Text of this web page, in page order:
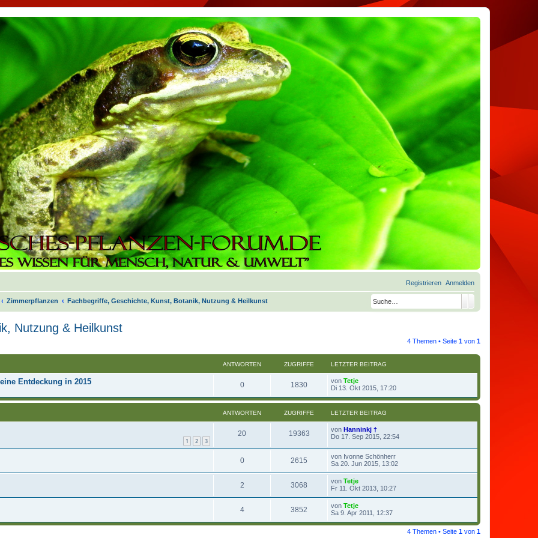
Anmelden
Registrieren
Zimmerpflanzen Fachbegriffe, Geschichte, Kunst, Botanik, Nutzung & Heilkunst
Nutzung & Heilkunst
4 Themen • Seite 1 von 1
ANTWORTEN ZUGRIFFE LETZTER BEITRAG
Entdeckung in 2015 0 1830 von Tetje
Di 13. Okt 2015, 17:20
ANTWORTEN ZUGRIFFE LETZTER BEITRAG
1 2 3
20 19363 von Hanninkj †
Do 17. Sep 2015, 22:54
0 2615 von Ivonne Schönherr
Sa 20. Jun 2015, 13:02
2 3068 von Tetje
Fr 11. Okt 2013, 10:27
4 3852 von Tetje
Sa 9. Apr 2011, 12:37
4 Themen • Seite 1 von 1